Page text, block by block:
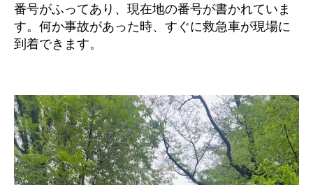
番号がふってあり、現在地の番号が書かれていま
す。何か事故があった時、すぐに救急車が現場に
到着できます。